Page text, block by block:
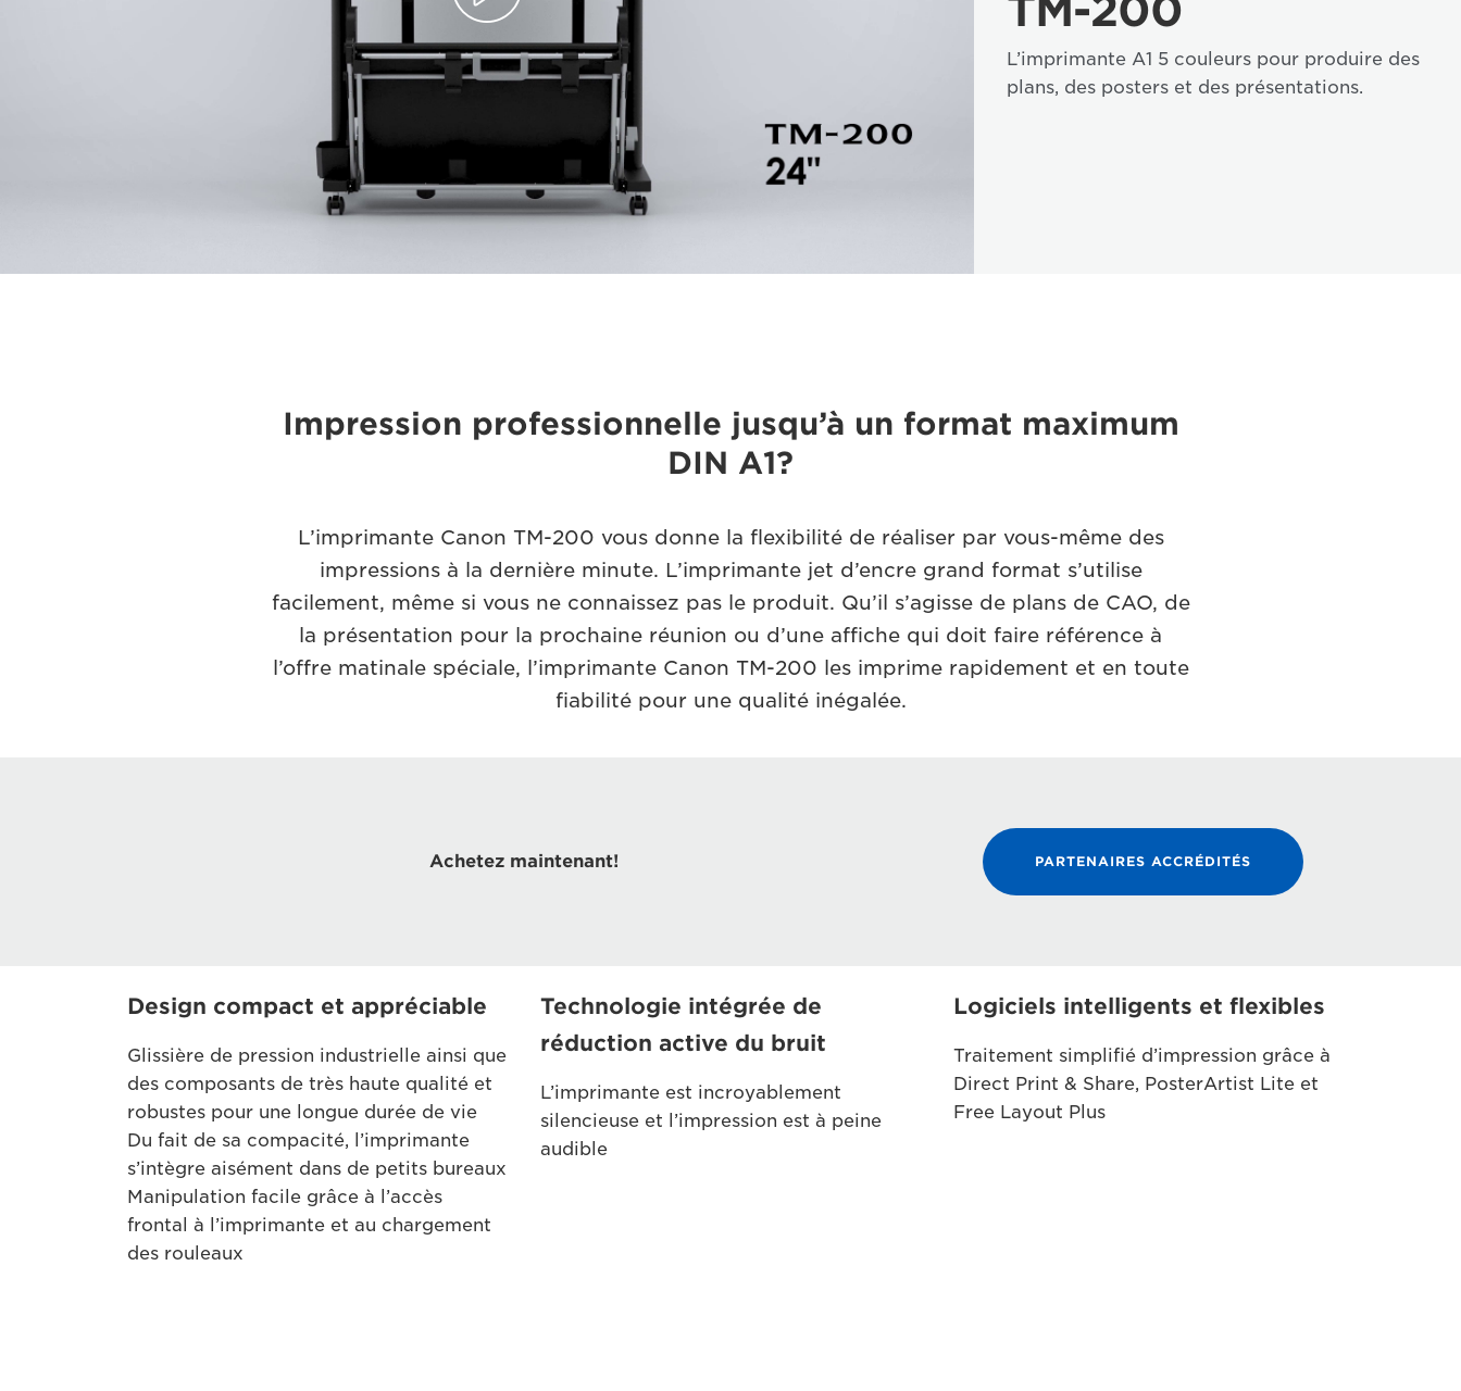
TM-200
L’imprimante A1 5 couleurs pour produire des
plans, des posters et des présentations.
Impression professionnelle jusqu’à un format maximum
DIN A1?
L’imprimante Canon TM-200 vous donne la flexibilité de réaliser par vous-même des
impressions à la dernière minute. L’imprimante jet d’encre grand format s’utilise
facilement, même si vous ne connaissez pas le produit. Qu’il s’agisse de plans de CAO, de
la présentation pour la prochaine réunion ou d’une affiche qui doit faire référence à
l’offre matinale spéciale, l’imprimante Canon TM-200 les imprime rapidement et en toute
fiabilité pour une qualité inégalée.
Achetez maintenant! PARTENAIRES ACCRÉDITÉS
Design compact et appréciable
Glissière de pression industrielle ainsi que
des composants de très haute qualité et
robustes pour une longue durée de vie
Du fait de sa compacité, l’imprimante
s’intègre aisément dans de petits bureaux
Manipulation facile grâce à l’accès
frontal à l’imprimante et au chargement
des rouleaux
Technologie intégrée de
réduction active du bruit
L’imprimante est incroyablement
silencieuse et l’impression est à peine
audible
Logiciels intelligents et flexibles
Traitement simplifié d’impression grâce à
Direct Print & Share, PosterArtist Lite et
Free Layout Plus